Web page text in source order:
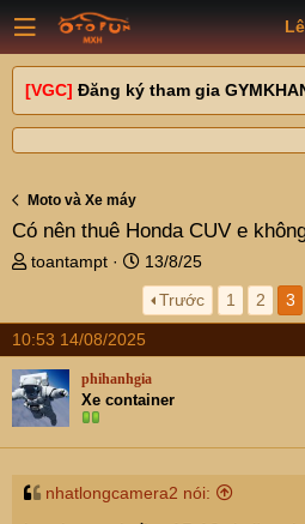
[VGC] Đăng ký tham gia
Moto và Xe máy
Có nên thuê Honda CUV e
T
e
a
d
s
t
t
toantampt
N
g
à
y
ử
i
13/8/25
Trước
1 2 3
10:53 14/08/2025
phihanhgia
Xe container
nhatlongcamera2 nói: